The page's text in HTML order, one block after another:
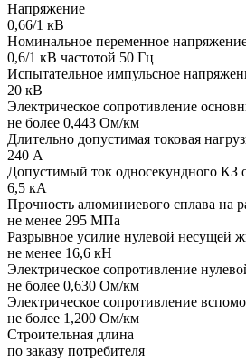
Напряжение
0,66/1 кВ
Номинальное переменное
0,6/1 кВ частотой 50 Гц
Испытательное импульсное
20 кВ
Электрическое сопротивление
не более 0,443 Ом/км
Длительно допустимая токовая
240 А
Допустимый ток односекундного КЗ
6,5 кА
Прочность алюминиевого сплава на
не менее 295 МПа
Разрывное усилие нулевой несущей
не менее 16,6 кН
Электрическое сопротивление
не более 0,630 Ом/км
Электрическое сопротивление
не более 1,200 Ом/км
Строительная длина
по заказу потребителя